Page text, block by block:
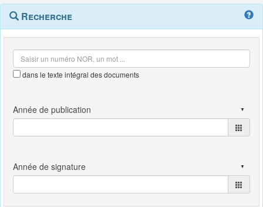
Navigation
outils
Menu
contextuel
Recherche
dans le texte intégral des documents